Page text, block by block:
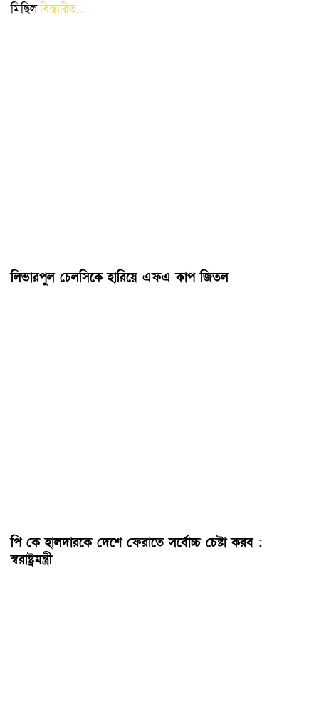
মিছিলবিস্তারিত...
লিভারপুল চেলসিকে হারিয়ে এফএ কাপ জিতল
পি কে হালদারকে দেশে ফেরাতে সর্বোচ্চ চেষ্টা করব :
স্বরাষ্ট্রমন্ত্রী